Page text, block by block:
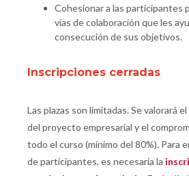
Cohesionar a las participantes
vías de colaboración que les
consecución de sus objetivos.
Inscripciones cerradas
Las plazas son limitadas. Se valorará
del proyecto empresarial y el
todo el curso (mínimo del 80%). Para
de participantes, es necesaria la